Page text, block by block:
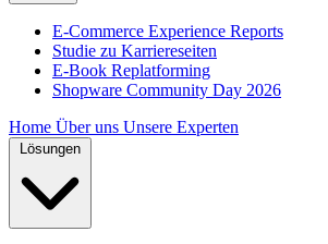
E-Commerce Experience Reports
Studie zu Karriereseiten
E-Book Replatforming
Shopware Community Day 2026
Home Über uns Unsere Experten
Lösungen